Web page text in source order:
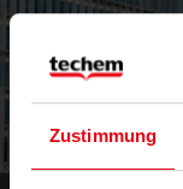
Zustimmung